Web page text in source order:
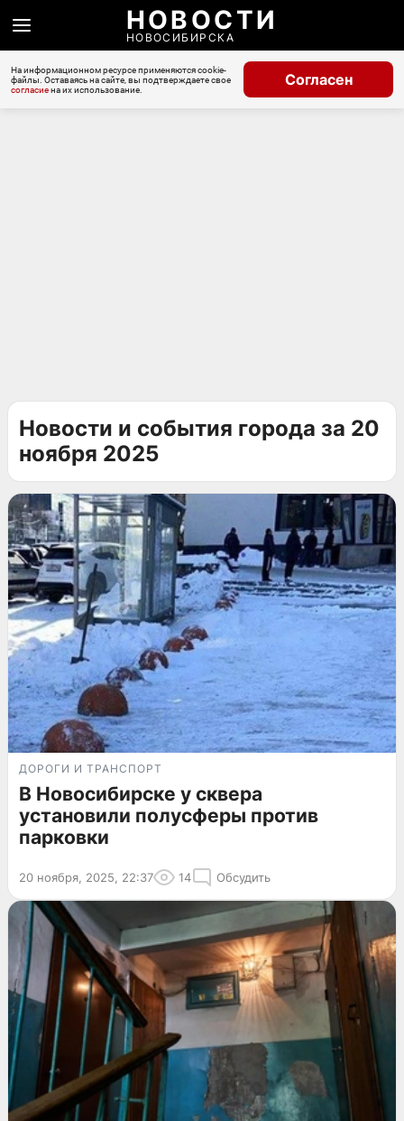
НОВОСТИ
НОВОСИБИРСКА
На информационном ресурсе применяются cookie-
файлы. Оставаясь на сайте, вы подтверждаете свое
согласиена их использование.
Согласен
Новости и события города за 20
ноября 2025
ДОРОГИ И ТРАНСПОРТ
В Новосибирске у сквера
установили полусферы против
парковки
20 ноября, 2025, 22:37 14 Обсудить